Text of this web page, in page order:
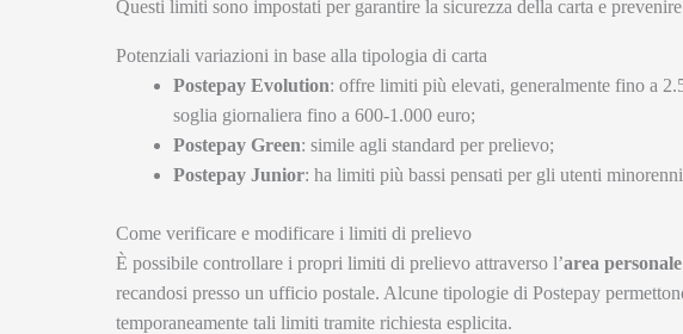
Questi limiti sono impostati per garantire la sicurezza della carta e
Potenziali variazioni in base alla tipologia di carta
Postepay Evolution: offre limiti più elevati, generalmente fino a
soglia giornaliera fino a 600-1.000 euro;
Postepay Green: simile agli standard per prelievo;
Postepay Junior: ha limiti più bassi pensati per gli utenti
Come verificare e modificare i limiti di prelievo
È possibile controllare i propri limiti di prelievo attraverso l’area
recandosi presso un ufficio postale. Alcune tipologie di Postepay
temporaneamente tali limiti tramite richiesta esplicita.